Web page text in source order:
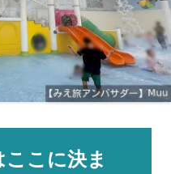
こに決ま